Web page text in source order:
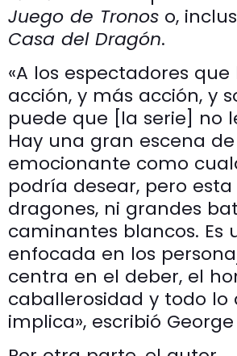
Juego de Tronos o,
Casa del Dragón.
«A los espectadores que
acción, y más acción, y
puede que [la serie] no
Hay una gran escena
emocionante como
podría desear, pero
dragones, ni grandes
caminantes blancos. Es
enfocada en los
centra en el deber, el
caballerosidad y todo lo
implica», escribió George